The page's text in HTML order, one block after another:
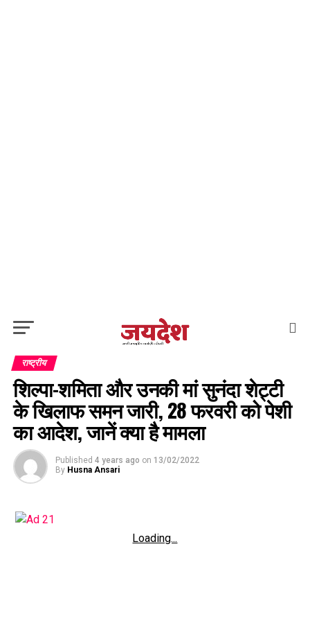
राष्ट्रीय
शिल्पा-शमिता और उनकी मां सुनंदा शेट्टी
के खिलाफ समन जारी, 28 फरवरी को पेशी
का आदेश, जानें क्या है मामला
Published 4 years ago on 13/02/2022
By Husna Ansari
Loading...